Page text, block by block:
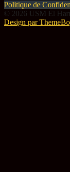
Politique de
© 2026 USM El
Design par